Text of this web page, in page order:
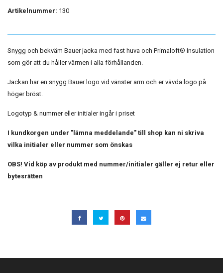
Artikelnummer: 130
Snygg och bekväm Bauer jacka med fast huva och Primaloft® Insulation
som gör att du håller värmen i alla förhållanden.
Jackan har en snygg Bauer logo vid vänster arm och er vävda logo på
höger bröst.
Logotyp & nummer eller initialer ingår i priset
I kundkorgen under "lämna meddelande" till shop kan ni skriva
vilka initialer eller nummer som önskas
OBS! Vid köp av produkt med nummer/initialer gäller ej retur eller
bytesrätten